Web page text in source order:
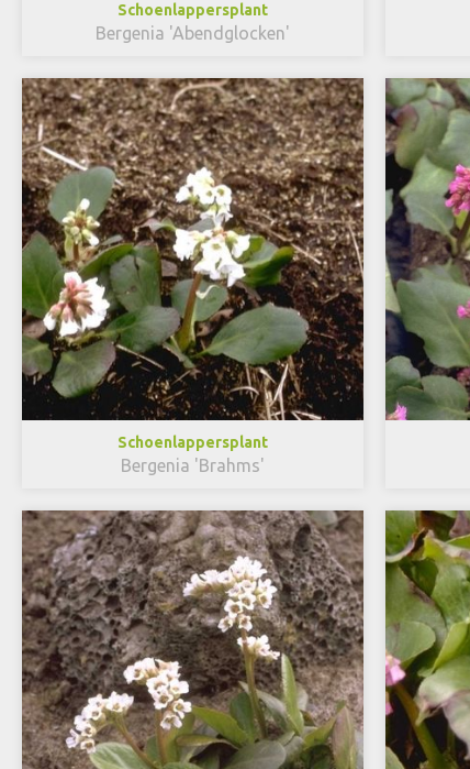
Schoenlappersplant
Bergenia 'Abendglocken'
Schoenlappersplant
Bergenia 'Brahms'